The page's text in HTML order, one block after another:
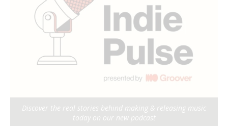
Discover the real stories behind making & releasing music
today on our new podcast